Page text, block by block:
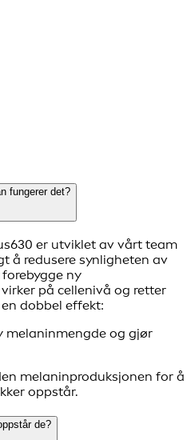
fungerer det?
er utviklet av vårt team
å redusere synligheten av
ny
på cellenivå og retter
dobbel effekt:
melaninmengde og gjør
melaninproduksjonen for å
oppstår.
de?